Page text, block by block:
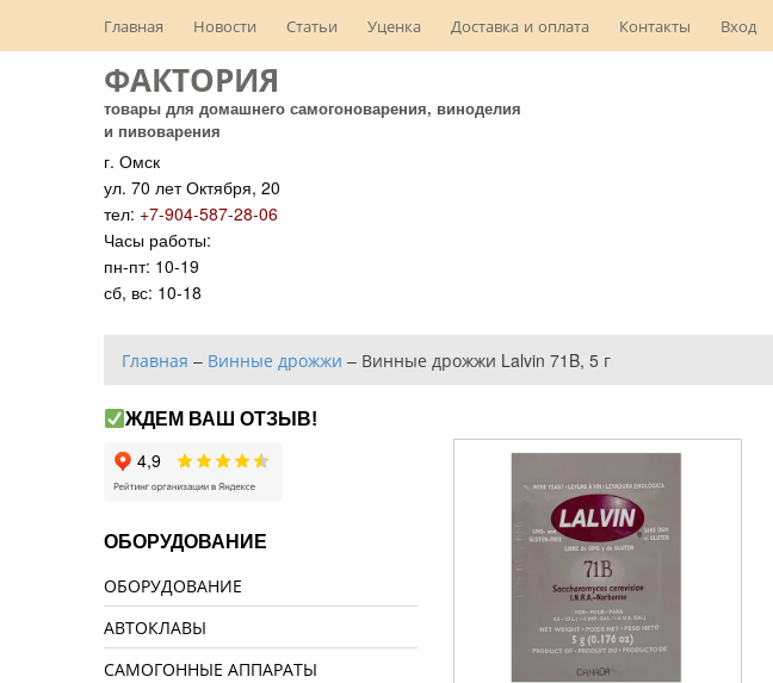
Главная Новости Статьи Уценка Доставка и оплата Контакты Вход
ФАКТОРИЯ
товары для домашнего самогоноварения, виноделия
и пивоварения
г. Омск
ул. 70 лет Октября, 20
тел: +7-904-587-28-06
Часы работы:
пн-пт: 10-19
сб, вс: 10-18
Главная – Винные дрожжи – Винные дрожжи Lalvin 71B, 5 г
ЖДЕМ ВАШ ОТЗЫВ!
ОБОРУДОВАНИЕ
ОБОРУДОВАНИЕ
АВТОКЛАВЫ
САМОГОННЫЕ АППАРАТЫ